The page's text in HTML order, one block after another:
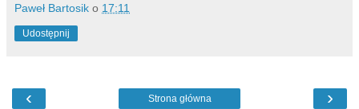
Paweł Bartosik o 17:11
Udostępnij
‹ ›
Strona główna